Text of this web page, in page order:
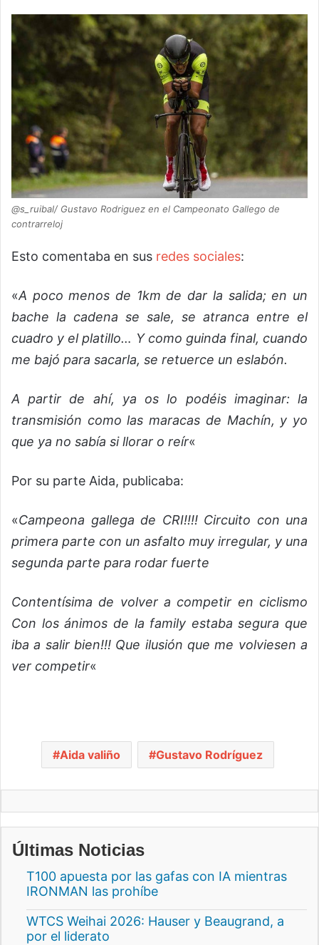
@s_ruibal/ Gustavo Rodriguez en el Campeonato Gallego de
contrarreloj
Esto comentaba en sus redes sociales:
«A poco menos de 1km de dar la salida; en un
bache la cadena se sale, se atranca entre el
cuadro y el platillo… Y como guinda final, cuando
me bajó para sacarla, se retuerce un eslabón.
A partir de ahí, ya os lo podéis imaginar: la
transmisión como las maracas de Machín, y yo
que ya no sabía si llorar o reír«
Por su parte Aida, publicaba:
«Campeona gallega de CRI!!!! Circuito con una
primera parte con un asfalto muy irregular, y una
segunda parte para rodar fuerte
Contentísima de volver a competir en ciclismo
Con los ánimos de la family estaba segura que
iba a salir bien!!! Que ilusión que me volviesen a
ver competir«
Aida valiño Gustavo Rodríguez
Últimas Noticias
T100 apuesta por las gafas con IA mientras
IRONMAN las prohíbe
WTCS Weihai 2026: Hauser y Beaugrand, a
por el liderato